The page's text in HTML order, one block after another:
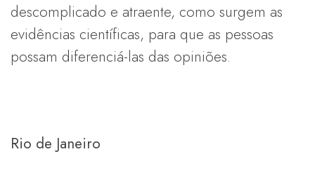
descomplicado e atraente, como surgem as
evidências científicas, para que as pessoas
possam diferenciá-las das opiniões.
Rio de Janeiro